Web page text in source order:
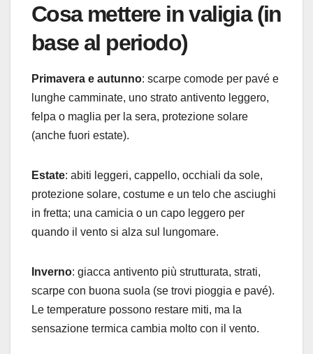
Cosa mettere in valigia (in
base al periodo)
Primavera e autunno: scarpe comode per pavé e
lunghe camminate, uno strato antivento leggero,
felpa o maglia per la sera, protezione solare
(anche fuori estate).
Estate: abiti leggeri, cappello, occhiali da sole,
protezione solare, costume e un telo che asciughi
in fretta; una camicia o un capo leggero per
quando il vento si alza sul lungomare.
Inverno: giacca antivento più strutturata, strati,
scarpe con buona suola (se trovi pioggia e pavé).
Le temperature possono restare miti, ma la
sensazione termica cambia molto con il vento.